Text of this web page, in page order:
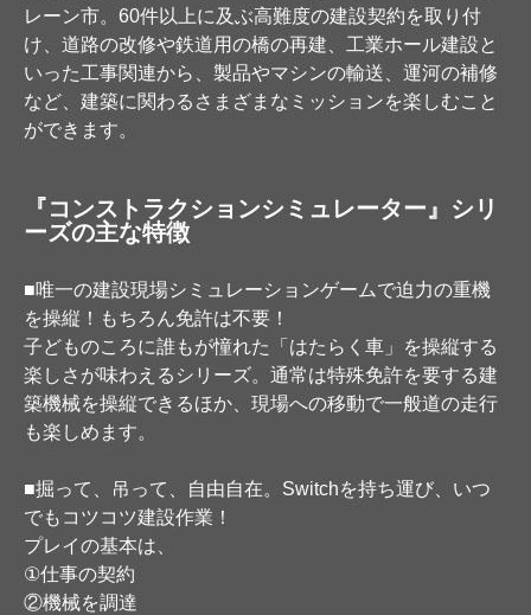
レーン市。60件以上に及ぶ高難度の建設契約を取り付
け、道路の改修や鉄道用の橋の再建、工業ホール建設と
いった工事関連から、製品やマシンの輸送、運河の補修
など、建築に関わるさまざまなミッションを楽しむこと
ができます。
『コンストラクションシミュレーター』シリ
ーズの主な特徴
■唯一の建設現場シミュレーションゲームで迫力の重機
を操縦！もちろん免許は不要！
子どものころに誰もが憧れた「はたらく車」を操縦する
楽しさが味わえるシリーズ。通常は特殊免許を要する建
築機械を操縦できるほか、現場への移動で一般道の走行
も楽しめます。
■掘って、吊って、自由自在。Switchを持ち運び、いつ
でもコツコツ建設作業！
プレイの基本は、
①仕事の契約
②機械を調達